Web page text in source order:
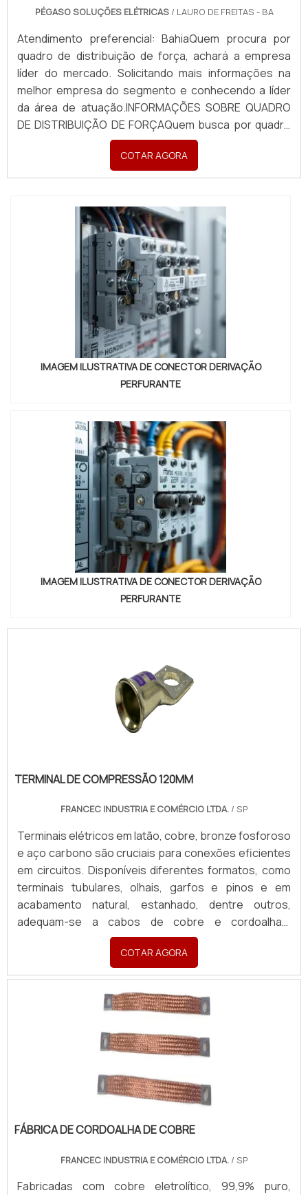
PÉGASO SOLUÇÕES ELÉTRICAS / LAURO DE FREITAS - BA
Atendimento preferencial: BahiaQuem procura por
quadro de distribuição de força, achará a empresa
líder do mercado. Solicitando mais informações na
melhor empresa do segmento e conhecendo a líder
da área de atuação.INFORMAÇÕES SOBRE QUADRO
DE DISTRIBUIÇÃO DE FORÇAQuem busca por quadro
de distribuição de força em uma empresa inovadora,
descobre a Pégaso Soluções Elétricas. Uma empresa
com alto know-how em banco de capacitores para
COTAR AGORA
IMAGEM ILUSTRATIVA DE CONECTOR DERIVAÇÃO
PERFURANTE
IMAGEM ILUSTRATIVA DE CONECTOR DERIVAÇÃO
PERFURANTE
TERMINAL DE COMPRESSÃO 120MM
FRANCEC INDUSTRIA E COMÉRCIO LTDA./ SP
Terminais elétricos em latão, cobre, bronze fosforoso
e aço carbono são cruciais para conexões eficientes
em circuitos. Disponíveis diferentes formatos, como
terminais tubulares, olhais, garfos e pinos e em
acabamento natural, estanhado, dentre outros,
adequam-se a cabos de cobre e cordoalhas,
garantindo condução elétrica segura. Podemos
desenvolver ferramental de estampagem, conforme
desenho da peça. Para orçamentos, enviar:
desenho/croqui, material, acabamento e quantidades.
COTAR AGORA
FÁBRICA DE CORDOALHA DE COBRE
FRANCEC INDUSTRIA E COMÉRCIO LTDA./ SP
Fabricadas com cobre eletrolítico, 99,9% puro,